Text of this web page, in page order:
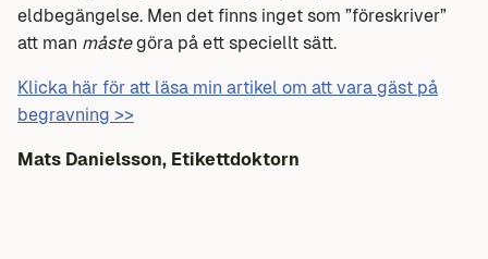
eldbegängelse. Men det finns inget som ”föreskriver”
att man måstegöra på ett speciellt sätt.
Klicka här för att läsa min artikel om att vara gäst på
begravning >>
Mats Danielsson, Etikettdoktorn